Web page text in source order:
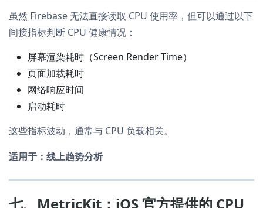
虽然 Firebase 无法直接读取 CPU 使用率，但可以通过以下
间接指标判断 CPU 健康情况：
屏幕渲染耗时（Screen Render Time）
页面加载耗时
网络响应时间
启动耗时
这些指标波动，通常与 CPU 负载相关。
适用于：线上趋势分析
七、MetricKit：iOS 官方提供的 CPU